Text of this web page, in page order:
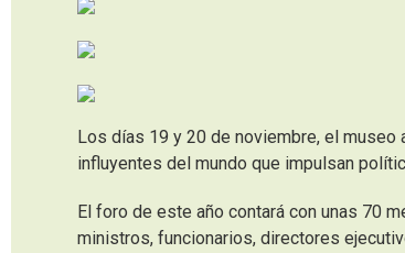
Los días 19 y 20 de noviembre, el
influyentes del mundo que impulsan
El foro de este año contará con unas 70
ministros, funcionarios, directores